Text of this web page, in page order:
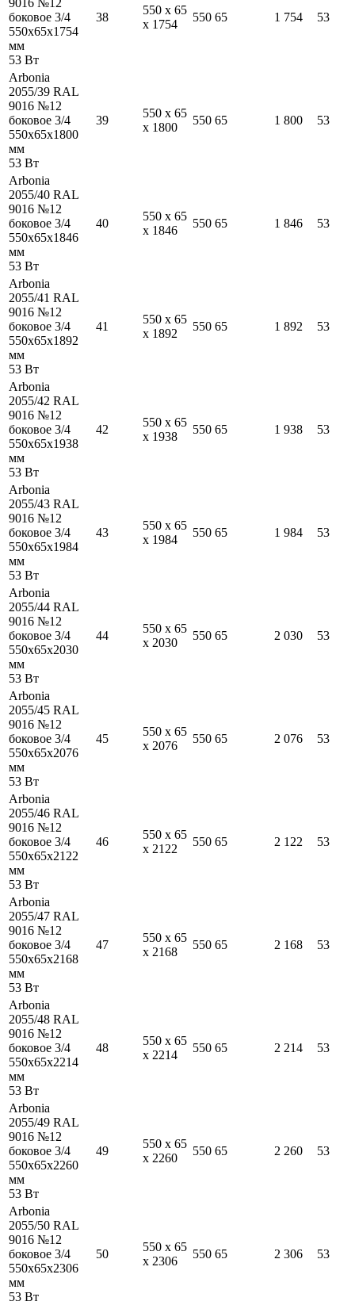
9016 №12
боковое 3/4
550x65x1754
мм
53 Вт
38
550 x 65
x 1754
550 65 1 754 53
Arbonia
2055/39 RAL
9016 №12
боковое 3/4
550x65x1800
мм
53 Вт
39
550 x 65
x 1800
550 65 1 800 53
Arbonia
2055/40 RAL
9016 №12
боковое 3/4
550x65x1846
мм
53 Вт
40
550 x 65
x 1846
550 65 1 846 53
Arbonia
2055/41 RAL
9016 №12
боковое 3/4
550x65x1892
мм
53 Вт
41
550 x 65
x 1892
550 65 1 892 53
Arbonia
2055/42 RAL
9016 №12
боковое 3/4
550x65x1938
мм
53 Вт
42
550 x 65
x 1938
550 65 1 938 53
Arbonia
2055/43 RAL
9016 №12
боковое 3/4
550x65x1984
мм
53 Вт
43
550 x 65
x 1984
550 65 1 984 53
Arbonia
2055/44 RAL
9016 №12
боковое 3/4
550x65x2030
мм
53 Вт
44
550 x 65
x 2030
550 65 2 030 53
Arbonia
2055/45 RAL
9016 №12
боковое 3/4
550x65x2076
мм
53 Вт
45
550 x 65
x 2076
550 65 2 076 53
Arbonia
2055/46 RAL
9016 №12
боковое 3/4
550x65x2122
мм
53 Вт
46
550 x 65
x 2122
550 65 2 122 53
Arbonia
2055/47 RAL
9016 №12
боковое 3/4
550x65x2168
мм
53 Вт
47
550 x 65
x 2168
550 65 2 168 53
Arbonia
2055/48 RAL
9016 №12
боковое 3/4
550x65x2214
мм
53 Вт
48
550 x 65
x 2214
550 65 2 214 53
Arbonia
2055/49 RAL
9016 №12
боковое 3/4
550x65x2260
мм
53 Вт
49
550 x 65
x 2260
550 65 2 260 53
Arbonia
2055/50 RAL
9016 №12
боковое 3/4
550x65x2306
мм
53 Вт
50
550 x 65
x 2306
550 65 2 306 53